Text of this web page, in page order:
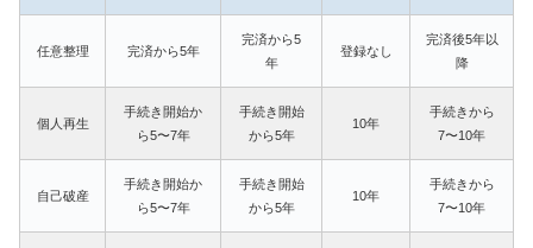
任意整理 完済から5年
完済から5
年
登録なし
完済後5年以
降
個人再生
手続き開始か
ら5〜7年
手続き開始
から5年
10年
手続きから
7〜10年
自己破産
手続き開始か
ら5〜7年
手続き開始
から5年
10年
手続きから
7〜10年